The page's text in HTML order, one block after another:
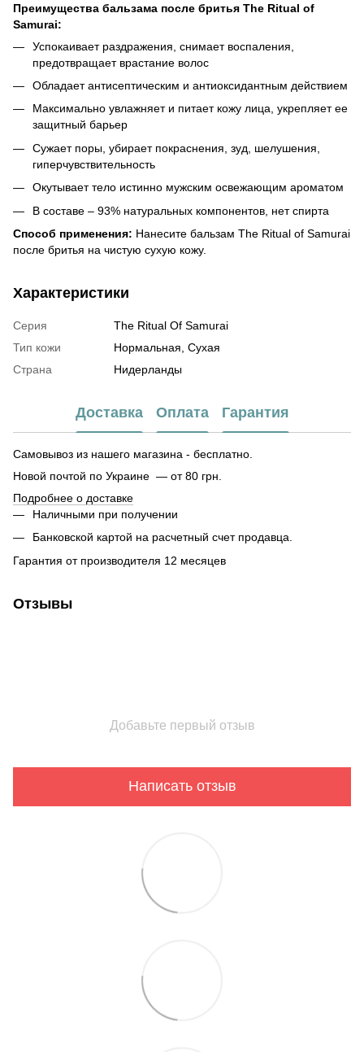
Преимущества бальзама после бритья The Ritual of
Samurai:
Успокаивает раздражения, снимает воспаления,
предотвращает врастание волос
Обладает антисептическим и антиоксидантным действием
Максимально увлажняет и питает кожу лица, укрепляет ее
защитный барьер
Сужает поры, убирает покраснения, зуд, шелушения,
гиперчувствительность
Окутывает тело истинно мужским освежающим ароматом
В составе – 93% натуральных компонентов, нет спирта
Способ применения: Нанесите бальзам The Ritual of Samurai
после бритья на чистую сухую кожу.
Характеристики
Серия
The Ritual Of Samurai
Тип кожи
Нормальная, Сухая
Страна
Нидерланды
Доставка Оплата Гарантия
Самовывоз из нашего магазина - бесплатно.
Новой почтой по Украине — от 80 грн.
Подробнее о доставке
Наличными при получении
Банковской картой на расчетный счет продавца.
Гарантия от производителя 12 месяцев
Отзывы
Добавьте первый отзыв
Написать отзыв